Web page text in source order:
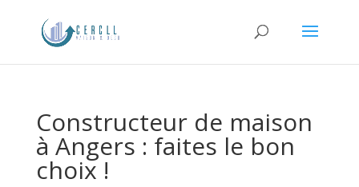
Constructeur de maison
à Angers : faites le bon
choix !